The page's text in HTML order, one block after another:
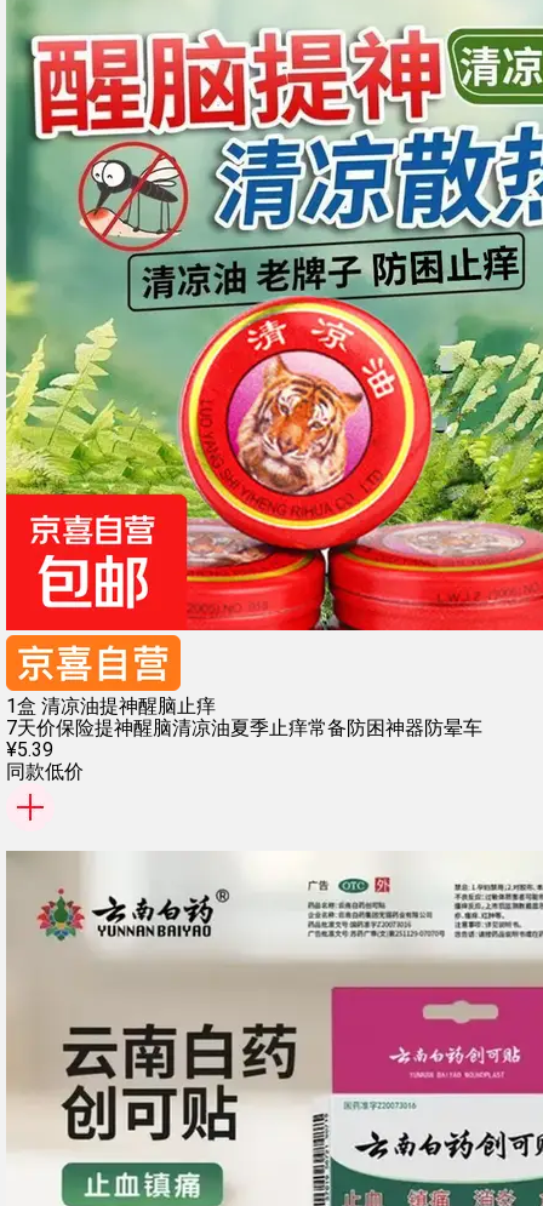
1盒 清凉油提神醒脑止痒
7天价保险提神醒脑清凉油夏季止痒常备防困神器防晕车
¥5.39
同款低价